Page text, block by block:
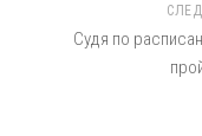
Судя по